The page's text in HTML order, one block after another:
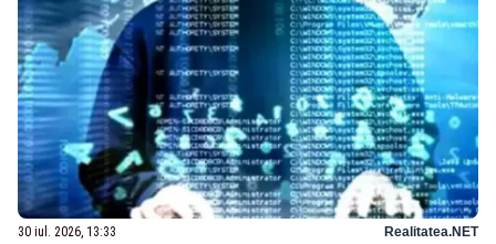
30 iul. 2026, 13:33 Realitatea.NET